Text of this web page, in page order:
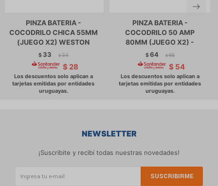
PINZA BATERIA -
COCODRILO CHICA 55MM
(JUEGO X2) WESTON
$ 33 $ 34
$ 28
PINZA BATERIA -
COCODRILO 50 AMP
80MM (JUEGO X2) -
$64 $ 65
$ 54
NEWSLETTER
¡Suscribite y recibí todas nuestras novedades!
SUSCRIBIRME